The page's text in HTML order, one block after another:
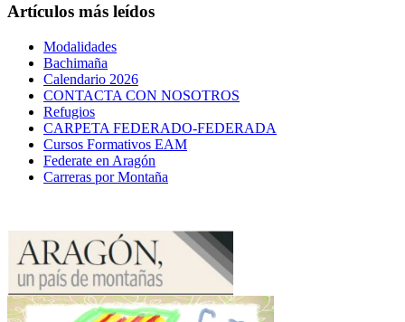
Artículos más leídos
Modalidades
Bachimaña
Calendario 2026
CONTACTA CON NOSOTROS
Refugios
CARPETA FEDERADO-FEDERADA
Cursos Formativos EAM
Federate en Aragón
Carreras por Montaña